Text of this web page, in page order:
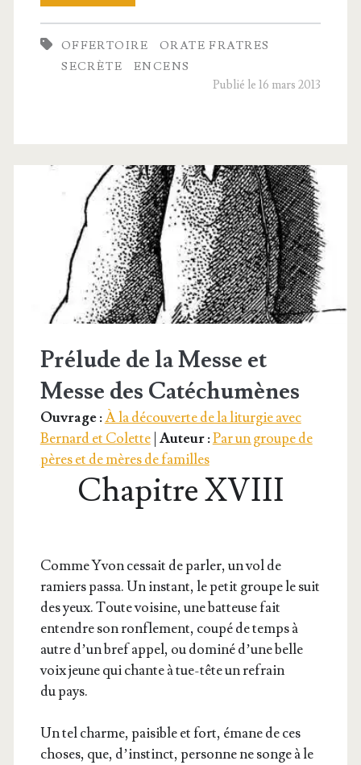
de
la Messe
OFFERTOIRE
ORATE FRATRES
SECRÈTE
ENCENS
Publié le 16 mars 2013
Prélude de la Messe et
Messe des Catéchumènes
Ouvrage :À la découverte de la liturgie avec
Bernard et Colette| Auteur :Par un groupe de
pères et de mères de familles
Chapitre XVIII
Comme Yvon ces­sait de par­ler, un vol de
ramiers pas­sa. Un ins­tant, le petit groupe le suit
des yeux. Toute voi­sine, une bat­teuse fait
entendre son ron­fle­ment, cou­pé de temps à
autre d’un bref appel, ou domi­né d’une belle
voix jeune qui chante à tue-tête un refrain
du pays.
Un tel charme, pai­sible et fort, émane de ces
choses, que, d’instinct, per­sonne ne songe à le